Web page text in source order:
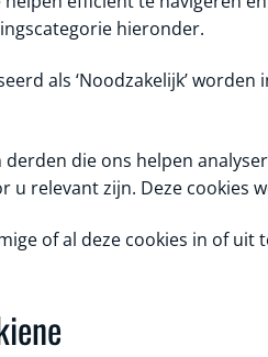
hieronder.
als ‘Noodzakelijk’
die ons helpen
u relevant zijn. Deze cookies
of al deze cookies in of